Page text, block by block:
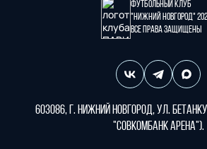
Футбольный клуб
"Нижний Новгород"
Все права защищены
603086, г. Нижний Новгород, ул.
"СОВКОМБАНК АРЕНА").